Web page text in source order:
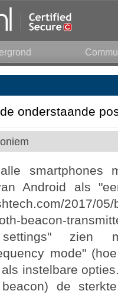
onderstaande
smartphones
Android als
2017/
beacon-
zien
mode"
instelbare
de